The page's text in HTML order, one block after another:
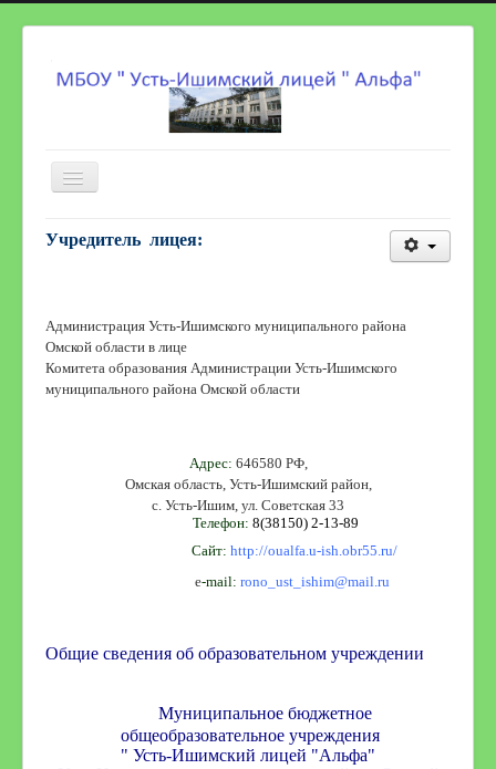
Включить/
Главная страница
Карта сайта
Безопасность в школе
Организация питания
Точка Роста
Учредитель лицея:
Администрация Усть-Ишимского муниципального района
Омской области в лице
Комитета образования Администрации Усть-Ишимского
муниципального района Омской области
Адрес: 646580 РФ,
Омская область, Усть-Ишимский район,
с. Усть-Ишим, ул. Советская 33
Телефон: 8(38150) 2-13-89
Сайт: http://oualfa.u-ish.obr55.ru/
е-mail: rono_ust_ishim@mail.ru
Общие сведения об образовательном учреждении
Муниципальное бюджетное
общеобразовательное учреждения
" Усть-Ишимский лицей "Альфа"